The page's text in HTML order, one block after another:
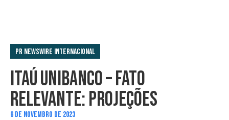
PR Newswire Internacional
ITAÚ UNIBANCO – FATO
RELEVANTE: PROJEÇÕES
6 DE NOVEMBRO DE 2023